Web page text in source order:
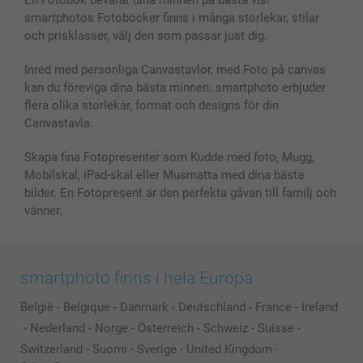
Skal till Mobil & Surfplatta
MyNameBook
Fotoramar & Tillbehör
Presentkort
Alla fotoprodukter
Sitemap
Villkor och garantier
smartbonus
Priser & betalning
smartphotos Fotoböcker finns i många storlekar, stilar
och prisklasser, välj den som passar just dig.
Inred med personliga Canvastavlor, med Foto på canvas
kan du föreviga dina bästa minnen. smartphoto erbjuder
flera olika storlekar, format och designs för din
Canvastavla.
Skapa fina Fotopresenter som Kudde med foto, Mugg,
Mobilskal, iPad-skal eller Musmatta med dina bästa
bilder. En Fotopresent är den perfekta gåvan till familj och
vänner.
smartphoto finns i hela Europa
België - Belgique - Danmark - Deutschland - France - Ireland
- Nederland - Norge - Österreich - Schweiz - Suisse -
Switzerland - Suomi - Sverige - United Kingdom -